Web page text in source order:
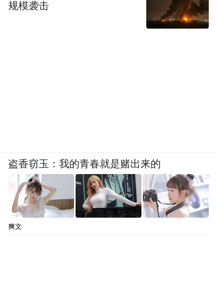
规模袭击
盗香窃玉：我的青春就是赌出来的
爽文